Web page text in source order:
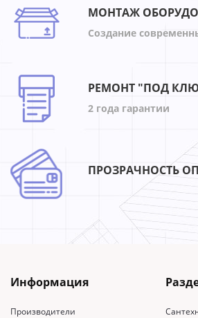
МОНТАЖ
Создание
РЕМОНТ "ПОД
2 года гарантии
ПРОЗРАЧНОСТЬ
Информация
Производители